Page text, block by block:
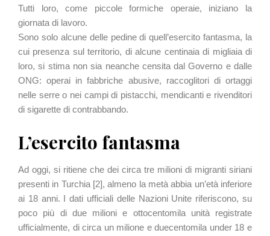
Tutti loro, come piccole formiche operaie, iniziano la
giornata di lavoro.
Sono solo alcune delle pedine di quell’esercito fantasma, la
cui presenza sul territorio, di alcune centinaia di migliaia di
loro, si stima non sia neanche censita dal Governo e dalle
ONG: operai in fabbriche abusive, raccoglitori di ortaggi
nelle serre o nei campi di pistacchi, mendicanti e rivenditori
di sigarette di contrabbando.
L’esercito fantasma
Ad oggi, si ritiene che dei circa tre milioni di migranti siriani
presenti in Turchia [2], almeno la metà abbia un’età inferiore
ai 18 anni. I dati ufficiali delle Nazioni Unite riferiscono, su
poco più di due milioni e ottocentomila unità registrate
ufficialmente, di circa un milione e duecentomila under 18 e